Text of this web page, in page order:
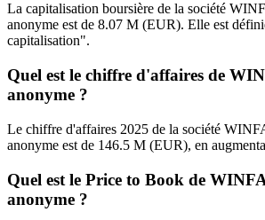
La capitalisation boursière de la société
anonyme est de 8.07 M (EUR). Elle est
capitalisation".
Quel est le chiffre d'affaires de
anonyme ?
Le chiffre d'affaires 2025 de la société
anonyme est de 146.5 M (EUR), en
Quel est le Price to Book de
anonyme ?